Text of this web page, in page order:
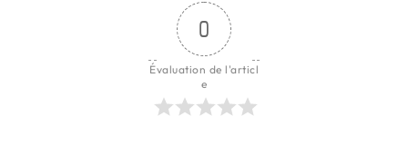
0
Évaluation de l'articl
e